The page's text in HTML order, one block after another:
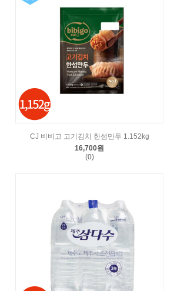
CJ 비비고 고기김치 한섬만두 1.152kg
16,700원
(0)